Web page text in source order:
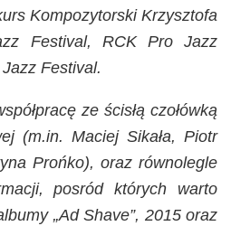
Kompozytorski Krzysztofa
Festival, RCK Pro Jazz
Festival.
ze ścisłą czołówką
(m.in. Maciej Sikała, Piotr
Prońko), oraz równolegle
posród których warto
„Ad Shave”, 2015 oraz